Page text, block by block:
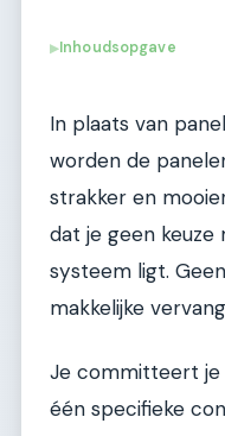
▶Inhoudsopgave
In plaats van
worden de
strakker en
dat je geen
systeem ligt.
makkelijke
Je committeert je
één specifieke